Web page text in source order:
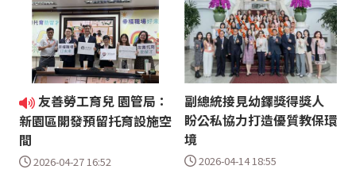
友善勞工育兒 園管局：
新園區開發預留托育設施空
間
2026-04-27 16:52
副總統接見幼鐸獎得獎人
盼公私協力打造優質教保環
境
2026-04-14 18:55